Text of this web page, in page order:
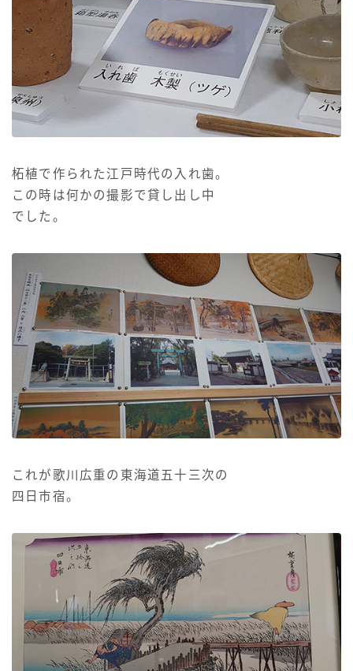
柘植で作られた江戸時代の入れ歯。
この時は何かの撮影で貸し出し中
でした。
これが歌川広重の東海道五十三次の
四日市宿。